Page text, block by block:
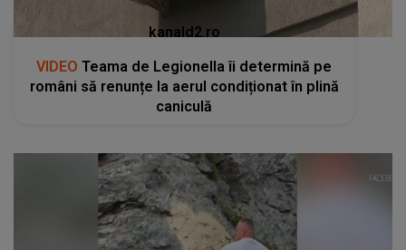
kanald2.ro
VIDEO Teama de Legionella îi determină pe
români să renunțe la aerul condiționat în plină
caniculă